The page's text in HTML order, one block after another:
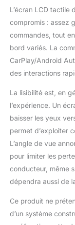
L’écran LCD tactile
compromis : assez
commandes, tout
bord variés. La
CarPlay/Android
des interactions
La lisibilité est, en
l’expérience. Un
baisser les yeux
permet d’exploiter
L’angle de vue
pour limiter les
conducteur, même
dépendra aussi de
Ce produit ne
d’un système